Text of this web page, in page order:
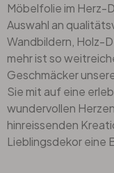
Möbelfolie im Herz-
Auswahl an
Wandbildern, Holz-
mehr ist so
Geschmäcker
Sie mit auf eine
wundervollen
hinreissenden
Lieblingsdekor eine